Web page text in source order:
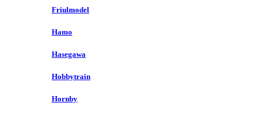
Friulmodel
Hamo
Hasegawa
Hobbytrain
Hornby